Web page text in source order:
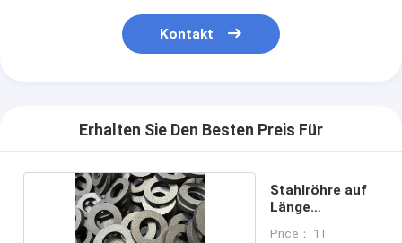
Kontakt
Erhalten Sie Den Besten Preis Für
Stahlröhre auf
Länge
Price： 1T